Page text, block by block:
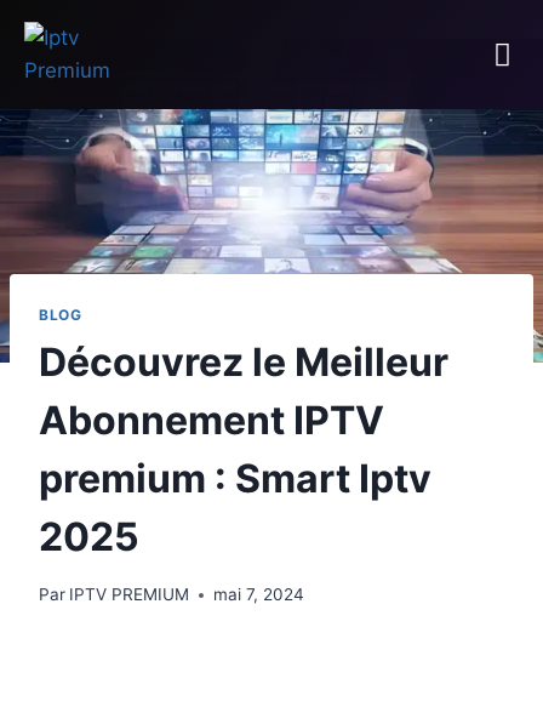
BLOG
Découvrez le Meilleur
Abonnement IPTV
premium : Smart Iptv
2025
Par IPTV PREMIUM mai 7, 2024